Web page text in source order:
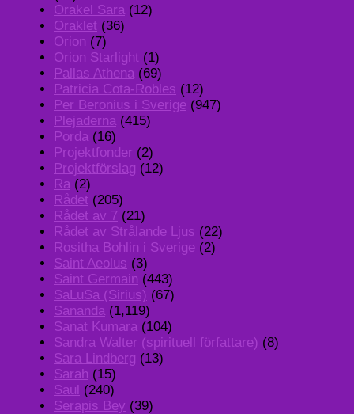
Orakel Sara (12)
Oraklet (36)
Orion (7)
Orion Starlight (1)
Pallas Athena (69)
Patricia Cota-Robles (12)
Per Beronius i Sverige (947)
Plejaderna (415)
Porda (16)
Projektfonder (2)
Projektförslag (12)
Ra (2)
Rådet (205)
Rådet av 7 (21)
Rådet av Strålande Ljus (22)
Rositha Bohlin i Sverige (2)
Saint Aeolus (3)
Saint Germain (443)
SaLuSa (Sirius) (67)
Sananda (1,119)
Sanat Kumara (104)
Sandra Walter (spirituell författare) (8)
Sara Lindberg (13)
Sarah (15)
Saul (240)
Serapis Bey (39)